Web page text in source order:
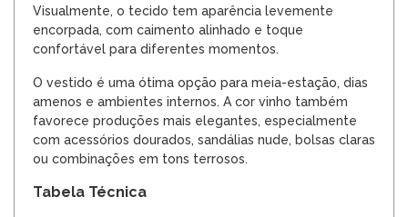
Visualmente, o tecido tem aparência levemente
encorpada, com caimento alinhado e toque
confortável para diferentes momentos.
O vestido é uma ótima opção para meia-estação, dias
amenos e ambientes internos. A cor vinho também
favorece produções mais elegantes, especialmente
com acessórios dourados, sandálias nude, bolsas claras
ou combinações em tons terrosos.
Tabela Técnica